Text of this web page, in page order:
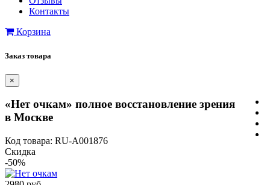
Контакты
Корзина
Заказ товара
×
«Нет очкам» полное восстановление зрения
в Москве
Код товара: RU-A001876
Скидка
-50%